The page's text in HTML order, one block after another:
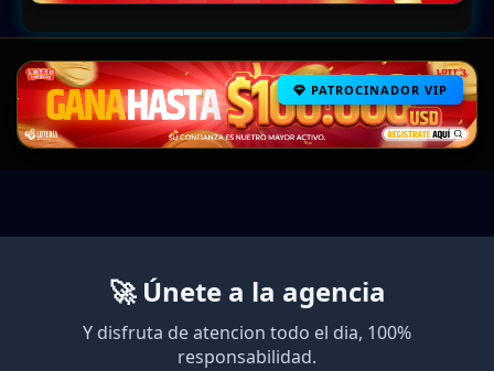
PATROCINADOR VIP
🚀 Únete a la agencia
Y disfruta de atencion todo el dia, 100%
responsabilidad.